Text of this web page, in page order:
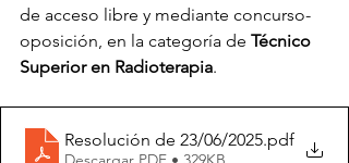
de acceso libre y mediante concurso-
oposición, en la categoría de Técnico
Superior en Radioterapia.
Resolución de 23/06/2025.pdf